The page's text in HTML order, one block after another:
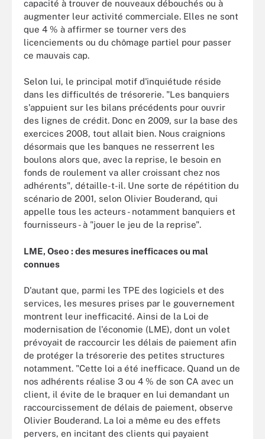
capacité à trouver de nouveaux débouchés ou à
augmenter leur activité commerciale. Elles ne sont
que 4 % à affirmer se tourner vers des
licenciements ou du chômage partiel pour passer
ce mauvais cap.
Selon lui, le principal motif d'inquiétude réside
dans les difficultés de trésorerie. "Les banquiers
s'appuient sur les bilans précédents pour ouvrir
des lignes de crédit. Donc en 2009, sur la base des
exercices 2008, tout allait bien. Nous craignions
désormais que les banques ne resserrent les
boulons alors que, avec la reprise, le besoin en
fonds de roulement va aller croissant chez nos
adhérents", détaille-t-il. Une sorte de répétition du
scénario de 2001, selon Olivier Bouderand, qui
appelle tous les acteurs - notamment banquiers et
fournisseurs - à "jouer le jeu de la reprise".
LME, Oseo : des mesures inefficaces ou mal
connues
D'autant que, parmi les TPE des logiciels et des
services, les mesures prises par le gouvernement
montrent leur inefficacité. Ainsi de la Loi de
modernisation de l'économie (LME), dont un volet
prévoyait de raccourcir les délais de paiement afin
de protéger la trésorerie des petites structures
notamment. "Cette loi a été inefficace. Quand un de
nos adhérents réalise 3 ou 4 % de son CA avec un
client, il évite de le braquer en lui demandant un
raccourcissement de délais de paiement, observe
Olivier Bouderand. La loi a même eu des effets
pervers, en incitant des clients qui payaient